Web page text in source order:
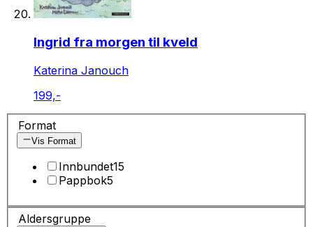
Ingrid fra morgen til kveld
Katerina Janouch
199,-
Format
Vis Format
Innbundet15
Pappbok5
Aldersgruppe